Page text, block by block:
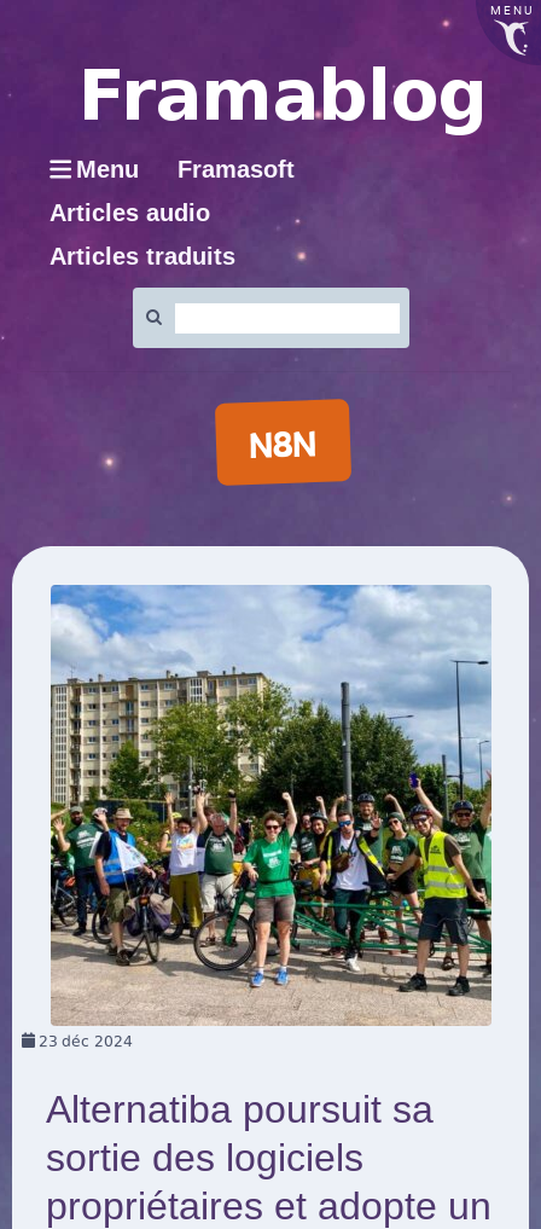
MENU
Menu
Framasoft
Articles audio
Articles traduits
:
N8N
23 déc 2024
Alternatiba poursuit sa
sortie des logiciels
propriétaires et adopte un